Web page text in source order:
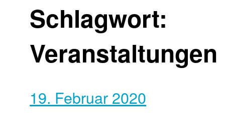
Schlagwort:
Veranstaltungen
19. Februar 2020